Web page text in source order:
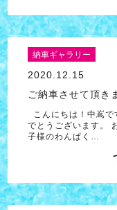
納車ギャラリー
2020.12.15
ご納車させて頂き
こんにちは！中嶌で
でとうございます。
子様のわんぱく…